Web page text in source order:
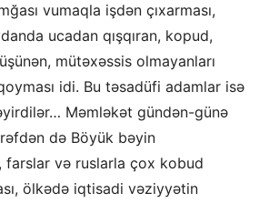
vumaqla işdən çıxarması,
ucadan qışqıran, kopud,
mütəxəssis olmayanları
idi. Bu təsadüfi adamlar isə
Məmləkət gündən-günə
də Böyük bəyin
farslar və ruslarla çox kobud
ölkədə iqtisadi vəziyyətin